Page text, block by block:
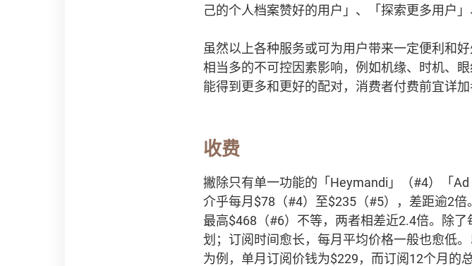
己的个人档案赞好的用户」、「探索更多用户
虽然以上各种服务或可为用户带来一定便利和
相当多的不可控因素影响，例如机缘、时机、
能得到更多和更好的配对，消费者付费前宜详
收费
撇除只有单一功能的「Heymandi」（#4）「
介乎每月$78（#4）至$235（#5），差距逾2
最高$468（#6）不等，两者相差近2.4倍。除
划；订阅时间愈长，每月平均价格一般也愈低
为例，单月订阅价钱为$229，而订阅12个月的